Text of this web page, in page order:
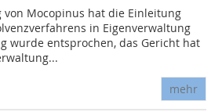
von Mocopinus hat die Einleitung
in Eigenverwaltung
wurde entsprochen, das Gericht hat
mehr